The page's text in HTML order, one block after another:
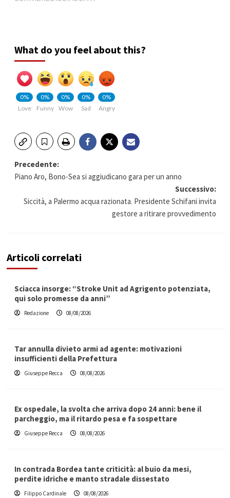
What do you feel about this?
0%
Love
0%
Funny
0%
Wow
0%
Sad
0%
Angry
Navigazione
articolo
Precedente:
Piano Aro, Bono-Sea si aggiudicano gara per un anno
Successivo:
Siccità, a Palermo acqua razionata. Presidente Schifani invita
gestore a ritirare provvedimento
Articoli correlati
Sciacca insorge: “Stroke Unit ad Agrigento potenziata,
qui solo promesse da anni”
Redazione 08/08/2026
Tar annulla divieto armi ad agente: motivazioni
insufficienti della Prefettura
Giuseppe Recca 08/08/2026
Ex ospedale, la svolta che arriva dopo 24 anni: bene il
parcheggio, ma il ritardo pesa e fa sospettare
Giuseppe Recca 08/08/2026
In contrada Bordea tante criticità: al buio da mesi,
perdite idriche e manto stradale dissestato
Filippo Cardinale 08/08/2026